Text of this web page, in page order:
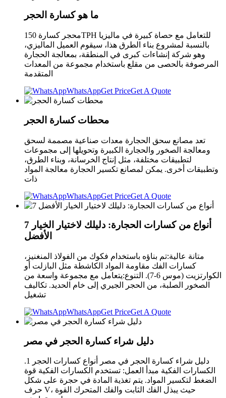
ما هو كسارة الحجر
محجر كسارة 150TPH للتعامل مع حصاة كبيرة في ماليزيا
بالنسبة لمشروع بناء الطرق هذا، سيقوم العميل الماليزي،
وهو شركة إنشاءات كبرى في المنطقة، بمعالجة الحجارة
المرصوفة بالحصى من مقلع باستخدام مجموعة من المعدات
المتقدمة
WhatsAppGet PriceGet A Quote
محطات كسارة الحجر
تعد مصانع سحق الحجارة معدات صناعية مصممة لسحق
ومعالجة الصخور والحجارة الكبيرة وتحويلها إلى مجموعات
لتطبيقات مختلفة، مثل إنتاج الخرسانة، وبناء الطرق،
وتطبيقات أخرى. يمكن لمصانع تكسير الحجارة معالجة المواد
ذات
WhatsAppGet PriceGet A Quote
7 أنواع من كسارات الحجارة: دليلك لاختيار الخيار
الأفضل
متانة عالية:تم بناؤه باستخدام فكوك من الفولاذ المنغنيز،
كسارات الفك مقاومة المواد الكاشطة مثل البازلت أو
الكوارتزيت (موس 6-7). التنوع:يتعامل مع مجموعة واسعة من
الصخور الصلبة، من الحجر الجيري إلى خام الحديد. تكاليف
تشغيل
WhatsAppGet PriceGet A Quote
دليل شراء كسارة الحجر في مصر
دليل شراء كسارة الحجر في مصر أنواع كسارات الحجر 1.
الكسارات الفكية مبدأ العمل: تستخدم الكسارات الفكية قوة
الضغط لتكسير المواد. يتم تغذية المادة في حجرة على شكل
حرف V، حيث يبذل الفك الثابت والفك المتحرك القوة